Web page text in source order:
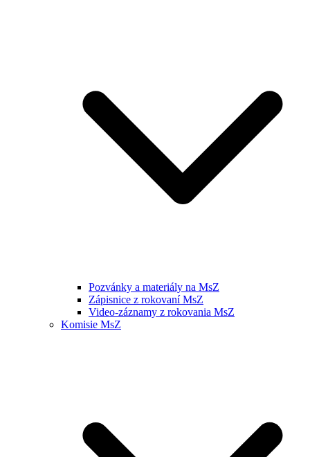
Pozvánky a materiály na MsZ
Zápisnice z rokovaní MsZ
Video-záznamy z rokovania MsZ
Komisie MsZ